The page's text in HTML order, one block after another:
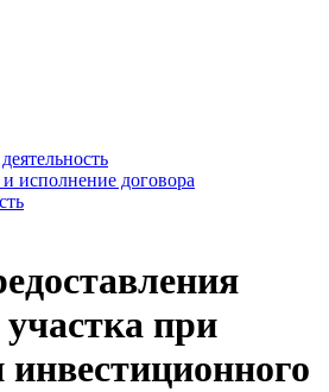
исполнение договора
при
инвестиционного